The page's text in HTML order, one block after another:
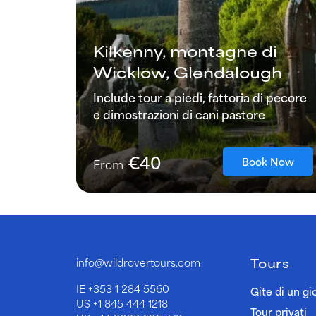
Kilkenny, montagne di
Wicklow, Glendalough
Include tour a piedi, fattoria di pecore
e dimostrazioni di cani pastore
From€40 Book Now
info@wildrovertours.com
IE+353 1 284 5560
US+1 845 444 1218
Tours
Gite di un
Tour privati